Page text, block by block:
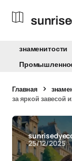
знаменитости
Главная
за яркой завесой
25/12/2025